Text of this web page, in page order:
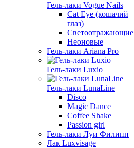
Гель-лаки Vogue Nails
Cat Eye (кошачий
глаз)
Светоотражающие
Неоновые
Гель-лаки Ariana Pro
Гель-лаки Luxio
Гель-лаки LunaLine
Disco
Magic Dance
Coffee Shake
Passion girl
Гель-лаки Луи Филипп
Лак Luxvisage